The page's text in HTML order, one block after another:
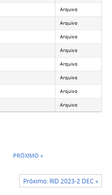
Arquivo
Arquivo
Arquivo
Arquivo
Arquivo
Arquivo
Arquivo
Arquivo
PRÓXIMO »
Próximo: RID 2023-2 DEC »